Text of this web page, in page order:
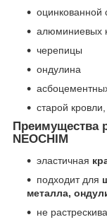
оцинкованной
алюминиевых
черепицы
ондулина
старой
Преимущества
NEOCHIM
эластичная
подходит для
металла,
не